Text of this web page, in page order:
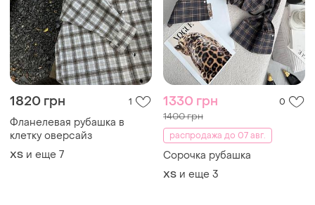
1820 грн 1
Фланелевая рубашка в
клетку оверсайз
ХS и еще 7
1330 грн 0
1400 грн
распродажа до 07 авг.
Сорочка рубашка
ХS и еще 3